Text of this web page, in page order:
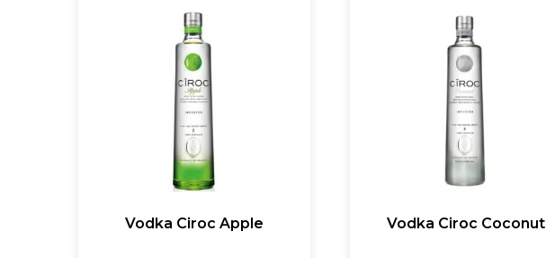
Vodka Ciroc Apple Vodka Ciroc Coconut